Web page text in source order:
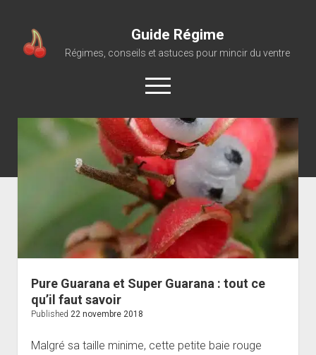
Guide Régime
Régimes, conseils et astuces pour mincir du ventre
open
menu
Pure Guarana et Super Guarana : tout ce
qu’il faut savoir
Published 22 novembre 2018
Malgré sa taille minime, cette petite baie rouge